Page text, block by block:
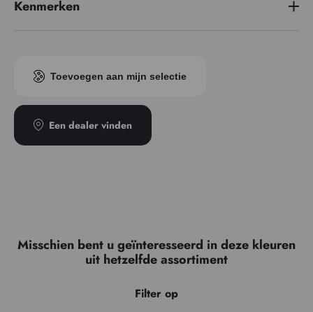
Kenmerken
Pigment index
PB28
Toevoegen aan mijn selectie
Een dealer vinden
Misschien bent u geïnteresseerd in deze kleuren
uit hetzelfde assortiment
Filter op